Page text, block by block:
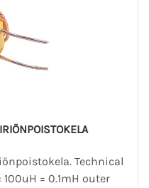
Technical
= 0.1mH outer